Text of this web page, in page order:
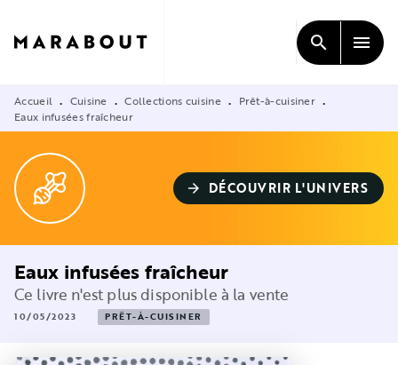
CONTENU
search menu
Accueil • Cuisine • Collections cuisine • Prêt-à-cuisiner •
Eaux infusées fraîcheur
arrow_forward DÉCOUVRIR L'UNIVERS
Eaux infusées fraîcheur
Ce livre n'est plus disponible à la vente
10/05/2023 PRÊT-À-CUISINER